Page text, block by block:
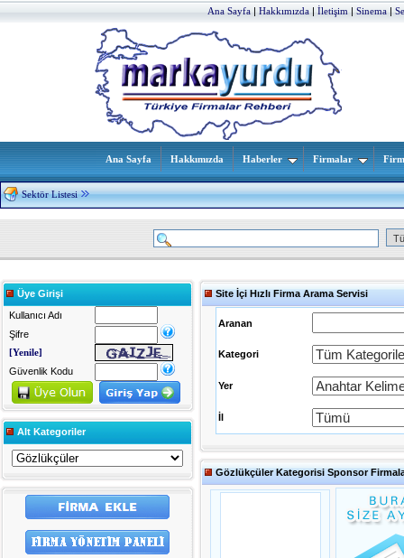
Ana Sayfa|Hakkımızda|İletişim|Sinema|
Ana Sayfa Hakkımızda Haberler Firmalar
Sektör Listesi
Üye Girişi
Kullanıcı Adı
Şifre
[Yenile]
Güvenlik Kodu
Alt Kategoriler
Site İçi Hızlı Firma Arama Servisi
Aranan
Kategori
Yer
İl
Gözlükçüler Kategorisi Sponsor